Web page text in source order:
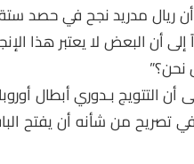
ريال مدريد نجح في حصد
أن البعض لا يعتبر هذا
نحن؟”
أن التتويج بـدوري أبطال
في تصريح من شأنه أن يفتح